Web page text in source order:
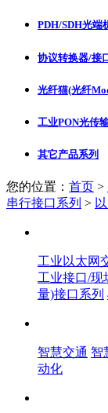
PDH/SDH光端
协议转换器/接
光纤猫(光纤
工业PON光传
其它产品系列
您的位置： 首页 >
串行接口系列 >
工业以太网
工业接口/现
量)接口系列
智慧交通 智
动化